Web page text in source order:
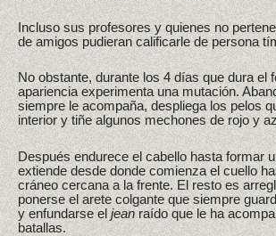
Incluso sus profesores y quienes no
de amigos pudieran calificarle de persona
No obstante, durante los 4 días que dura el
apariencia experimenta una mutación.
siempre le acompaña, despliega los pelos
interior y tiñe algunos mechones de rojo y
Después endurece el cabello hasta formar
extiende desde donde comienza el cuello
cráneo cercana a la frente. El resto es
ponerse el arete colgante que siempre
y enfundarse eljean raído que le ha
batallas.